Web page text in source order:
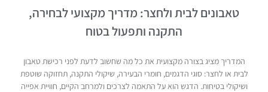
טאבונים לבית ולחצר: מדריך מקצועי לבחירה,
התקנה ותפעול בטוח
המדריך מציג בצורה מקצועית את כל מה שחשוב לדעת לפני רכישת טאבון
לבית או לחצר: סוגי הדגמים, חומרי הבעירה, שיקולי התקנה, תחזוקה שוטפת
ושיקולי בטיחות. הדגש הוא על התאמה לצרכים ולמרחב הקיים, חוויית אפייה